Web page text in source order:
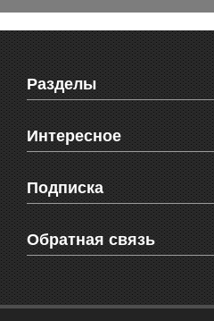
Разделы
Новости Феодосии
Новости Крыма
Мировые новости
Объявления
Здоровье
СМС мнения читателей
Интересное
Видео о Феодосии
Веб-камеры Феодосии
Блоги феодосийцев
Школы Феодосии
Подписка
Печатная версия газеты "Кафа"
RSS
Обратная связь
Рекламодателям
Контактная информация